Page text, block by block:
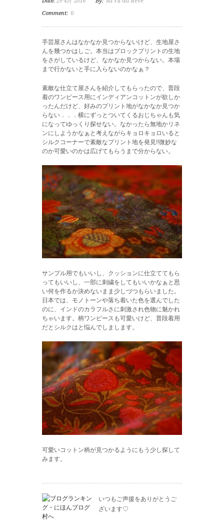
Comment: 0
手芸屋さんはなかなか見つからないけど、生地屋さ
んを幾つかはしご。本当はブロックプリントの生地
をさがしているけど、なかなか見つからない。本場
まで行かないと手に入らないのかなぁ？
素敵な仕立て屋さんを紹介してもらったので、普段
着のワンピース用にインディアンコットンが欲しか
ったんだけど、好みのプリント地がなかなか見つか
らない．．．横にずっとついてくるおじちゃんも気
になってゆっくり探せない。なかったら無地かリネ
ンにしようかなぁと考えながらキョロキョロいると
シルクコーナーで素敵なプリント地を発見!!微妙な
のか可愛いのかは広げてもらうまで分からない。
サンプル用でもいいし、クッションに仕立ててもら
ってもいいし、一部に刺繍をしてもいいかなぁと思
い何を作るか決めないまま少しづつもらいました。
日本では、モノトーンや落ち着いた色を選んでした
のに、インドのカラフルさに刺激され色物に魅かれ
ちゃいます。柄ワンピースも可愛いけど、普段着用
だとシルクはと悩んでしまします。
可愛いコットン柄が見つかるようにもう少し探して
みます。
いつもご声援をありがとうご
ざいます♡